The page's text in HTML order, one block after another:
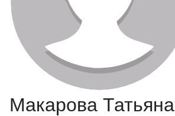
Макарова Татьяна